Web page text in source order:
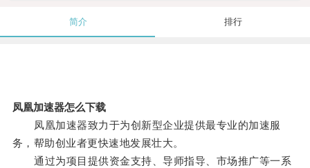
简介 排行
凤凰加速器怎么下载
凤凰加速器致力于为创新型企业提供最专业的加速服
务，帮助创业者更快速地发展壮大。
通过为项目提供资金支持、导师指导、市场推广等一系